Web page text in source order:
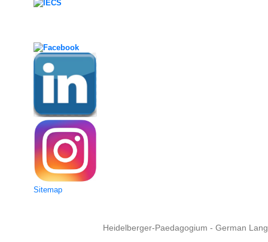
Sitemap
Heidelberger-Paedagogium - German